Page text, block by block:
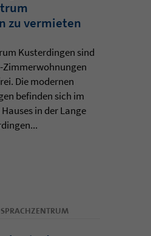
zu vermieten
Kusterdingen sind
Die modernen
befinden sich im
in der Lange